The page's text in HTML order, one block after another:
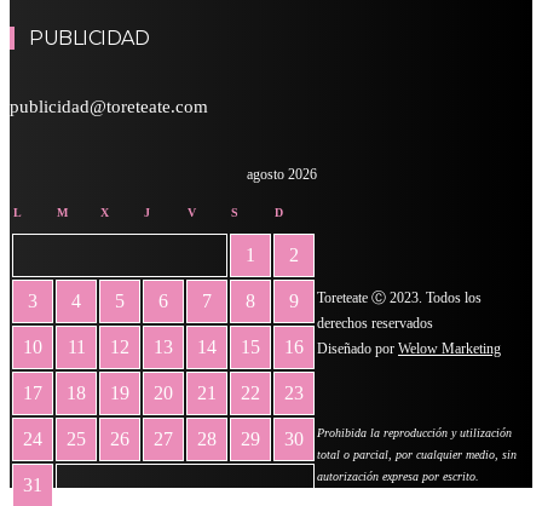
PUBLICIDAD
publicidad@toreteate.com
agosto 2026
L M X J V S D
1 2
3 4 5 6 7 8 9
10 11 12 13 14 15 16
17 18 19 20 21 22 23
24 25 26 27 28 29 30
31
Toreteate Ⓒ 2023. Todos los
derechos reservados
Diseñado por Welow Marketing
Prohibida la reproducción y utilización
total o parcial, por cualquier medio, sin
autorización expresa por escrito.